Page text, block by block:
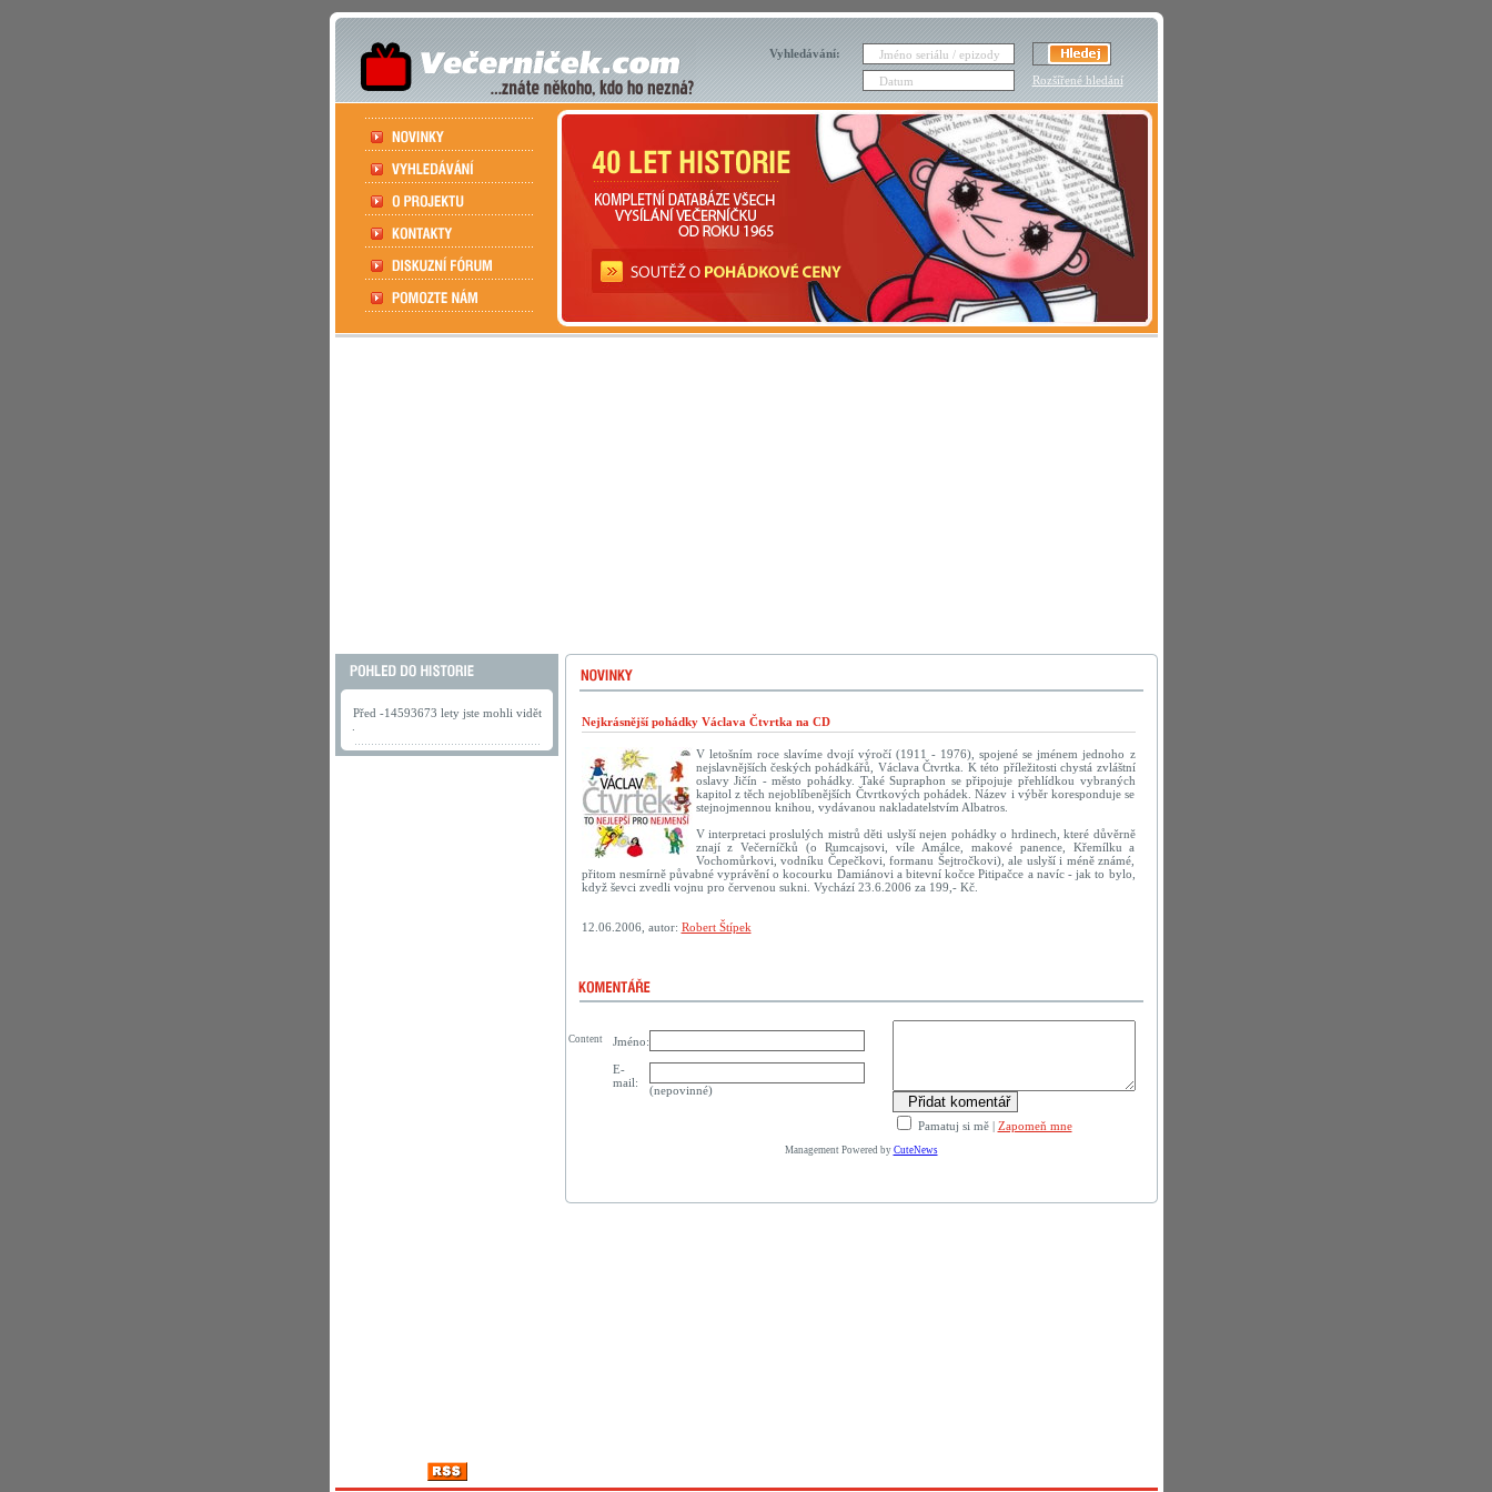
Vyhledávání:
Rozšířené hledání
Před -14593673 lety jste mohli vidět
Nejkrásnější pohádky Václava Čtvrtka na CD
V letošním roce slavíme dvojí výročí (1911 - 1976), spojené se jménem jednoho z
nejslavnějších českých pohádkářů, Václava Čtvrtka. K této příležitosti chystá zvláštní
oslavy Jičín - město pohádky. Také Supraphon se připojuje přehlídkou vybraných
kapitol z těch nejoblíbenějších Čtvrtkových pohádek. Název i výběr koresponduje se
stejnojmennou knihou, vydávanou nakladatelstvím Albatros.
V interpretaci proslulých mistrů děti uslyší nejen pohádky o hrdinech, které důvěrně
znají z Večerníčků (o Rumcajsovi, víle Amálce, makové panence, Křemílku a
Vochomůrkovi, vodníku Čepečkovi, formanu Šejtročkovi), ale uslyší i méně známé,
přitom nesmírně půvabné vyprávění o kocourku Damiánovi a bitevní kočce Pitipačce a navíc - jak to bylo,
když ševci zvedli vojnu pro červenou sukni. Vychází 23.6.2006 za 199,- Kč.
12.06.2006, autor: Robert Štípek
Jméno:
Pamatuj si mě| Zapomeň mne
E-
mail:
(nepovinné)
Content
Management Powered by CuteNews